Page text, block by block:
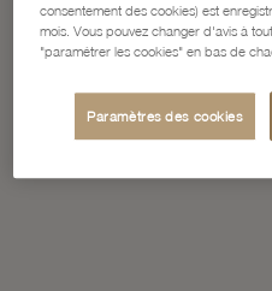
consentement des cookies) est
mois. Vous pouvez changer d'avis à
"paramétrer les cookies" en bas de
Paramètres des cookies